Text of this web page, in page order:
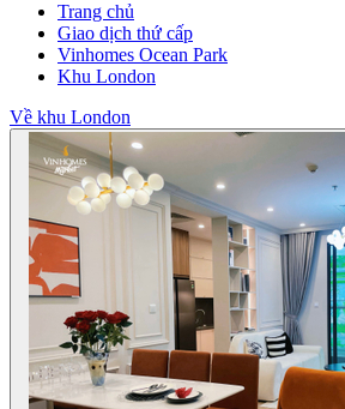
Trang chủ
Giao dịch thứ cấp
Vinhomes Ocean Park
Khu London
Về khu London